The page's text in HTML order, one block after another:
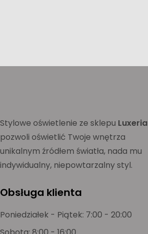
Stylowe oświetlenie ze sklepu Luxeria
pozwoli oświetlić Twoje wnętrza
unikalnym źródłem światła, nada mu
indywidualny, niepowtarzalny styl.
Obsługa klienta
Poniedziałek - Piątek: 7:00 - 20:00